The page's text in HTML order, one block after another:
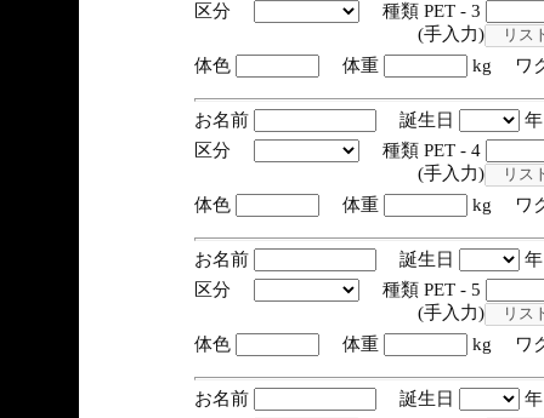
区分
種類 PET - 3
(手入力)
体色
体重 kg ワ
お名前 誕生日
区分
種類 PET - 4
(手入力)
体色
体重 kg ワ
お名前 誕生日
区分
種類 PET - 5
(手入力)
体色
体重 kg ワ
お名前 誕生日